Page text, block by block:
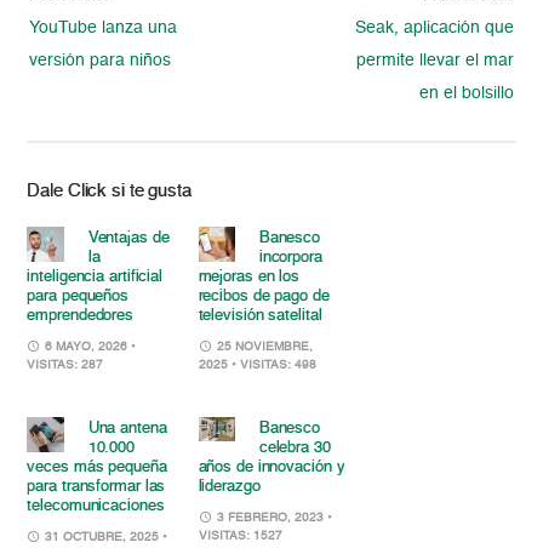
YouTube lanza una
versión para niños
Seak, aplicación que
permite llevar el mar
en el bolsillo
Dale Click si te gusta
Ventajas de
la
inteligencia artificial
para pequeños
emprendedores
6 MAYO, 2026 •
VISITAS: 287
Banesco
incorpora
mejoras en los
recibos de pago de
televisión satelital
25 NOVIEMBRE,
2025 • VISITAS: 498
Una antena
10.000
veces más pequeña
para transformar las
telecomunicaciones
31 OCTUBRE, 2025 •
Banesco
celebra 30
años de innovación y
liderazgo
3 FEBRERO, 2023 •
VISITAS: 1527